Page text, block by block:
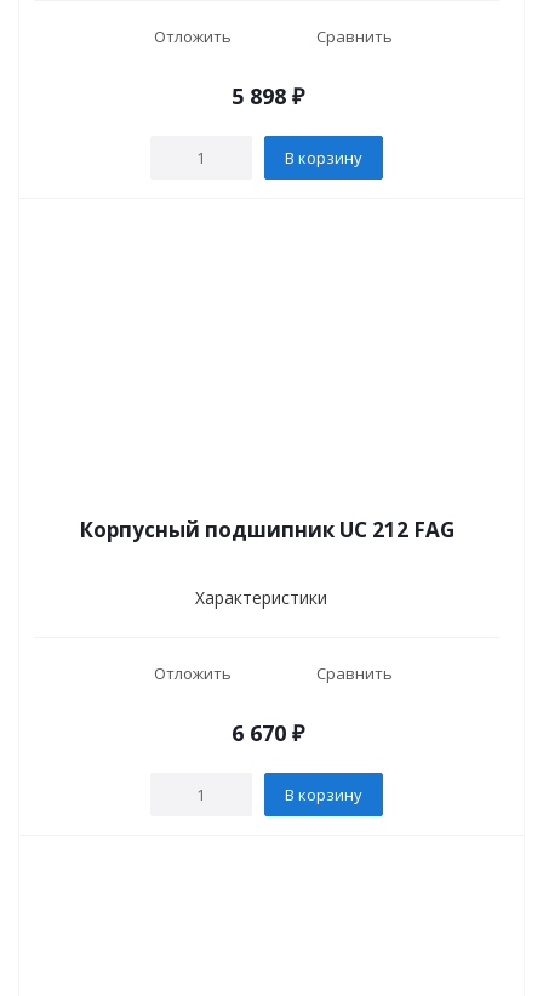
Отложить Сравнить
5 898₽
В корзину
Корпусный подшипник UC 212 FAG
Характеристики
Отложить Сравнить
6 670₽
В корзину